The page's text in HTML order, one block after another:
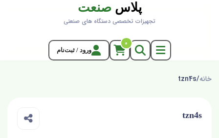
پلاس صنعت
تجهیزات تخصصی دستگاه های صنعتی
0
ورود / ثبت‌نام
خانه/
tzn4s
tzn4s